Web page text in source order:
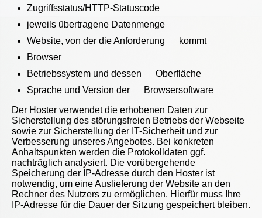
Zugriffsstatus/HTTP-Statuscode
jeweils übertragene Datenmenge
Website, von der die Anforderung kommt
Browser
Betriebssystem und dessen Oberfläche
Sprache und Version der Browsersoftware
Der Hoster verwendet die erhobenen Daten zur
Sicherstellung des störungsfreien Betriebs der Webseite
sowie zur Sicherstellung der IT-Sicherheit und zur
Verbesserung unseres Angebotes. Bei konkreten
Anhaltspunkten werden die Protokolldaten ggf.
nachträglich analysiert. Die vorübergehende
Speicherung der IP-Adresse durch den Hoster ist
notwendig, um eine Auslieferung der Website an den
Rechner des Nutzers zu ermöglichen. Hierfür muss Ihre
IP-Adresse für die Dauer der Sitzung gespeichert bleiben.